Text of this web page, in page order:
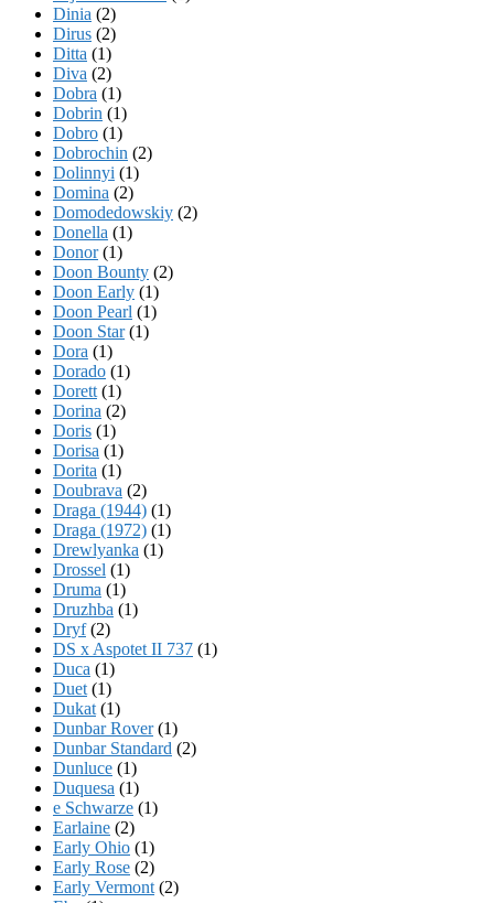
Dinia (2)
Dirus (2)
Ditta (1)
Diva (2)
Dobra (1)
Dobrin (1)
Dobro (1)
Dobrochin (2)
Dolinnyi (1)
Domina (2)
Domodedowskiy (2)
Donella (1)
Donor(1)
Doon Bounty (2)
Doon Early (1)
Doon Pearl (1)
Doon Star(1)
Dora (1)
Dorado (1)
Dorett (1)
Dorina (2)
Doris (1)
Dorisa (1)
Dorita (1)
Doubrava (2)
Draga (1944) (1)
Draga (1972) (1)
Drewlyanka (1)
Drossel (1)
Druma (1)
Druzhba (1)
Dryf(2)
DS x Aspotet II 737 (1)
Duca (1)
Duet (1)
Dukat (1)
Dunbar Rover(1)
Dunbar Standard (2)
Dunluce (1)
Duquesa (1)
e Schwarze (1)
Earlaine (2)
Early Ohio (1)
Early Rose (2)
Early Vermont (2)